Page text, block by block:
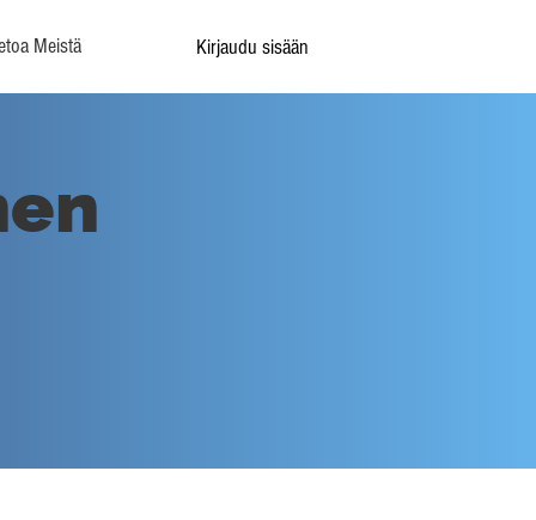
Meistä Kirjaudu sisään